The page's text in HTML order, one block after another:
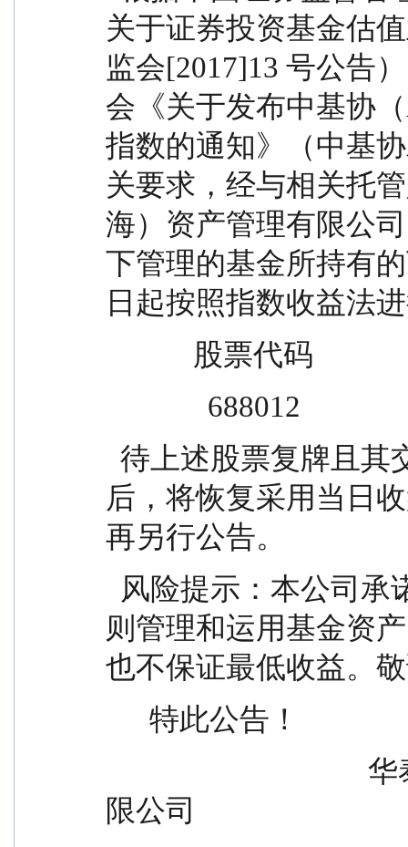
关于证券投资基金估
监会[2017]13 号公告
会《关于发布中基协
指数的通知》（中基
关要求，经与相关托
海）资产管理有限公
下管理的基金所持有
日起按照指数收益法
股票代码
688012
后，将恢复采用当日
再另行公告。
则管理和运用基金资
也不保证最低收益。
      特此公告！
限公司